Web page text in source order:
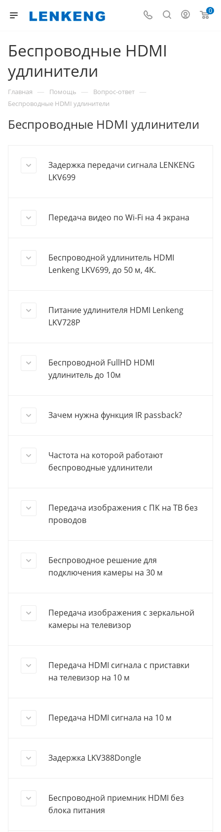
0
Беспроводные HDMI
удлинители
Главная — Помощь — Вопрос-ответ —
Беспроводные HDMI удлинители
Беспроводные HDMI удлинители
Задержка передачи сигнала LENKENG
LKV699
Передача видео по Wi-Fi на 4 экрана
Беспроводной удлинитель HDMI
Lenkeng LKV699, до 50 м, 4K.
Питание удлинителя HDMI Lenkeng
LKV728P
Беспроводной FullHD HDMI
удлинитель до 10м
Зачем нужна функция IR passbaсk?
Частота на которой работают
беспроводные удлинители
Передача изображения с ПК на ТВ без
проводов
Беспроводное решение для
подключения камеры на 30 м
Передача изображения с зеркальной
камеры на телевизор
Передача HDMI сигнала с приставки
на телевизор на 10 м
Передача HDMI сигнала на 10 м
Задержка LKV388Dongle
Беспроводной приемник HDMI без
блока питания